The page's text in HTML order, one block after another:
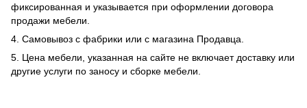
фиксированная и указывается при оформлении договора
продажи мебели.
4. Самовывоз с фабрики или с магазина Продавца.
5. Цена мебели, указанная на сайте не включает доставку или
другие услуги по заносу и сборке мебели.